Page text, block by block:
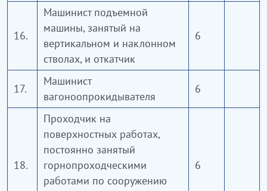
16.
Машинист подъемной
машины, занятый на
вертикальном и наклонном
стволах, и откатчик
6
17.
Машинист
вагоноопрокидывателя
6
18.
Проходчик на
поверхностных работах,
постоянно занятый
горнопроходческими
работами по сооружению
6